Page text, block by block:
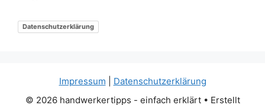
Datenschutzerklärung
Impressum
Datenschutzerklärung
© 2026 handwerkertipps - einfach erklärt• Erstellt